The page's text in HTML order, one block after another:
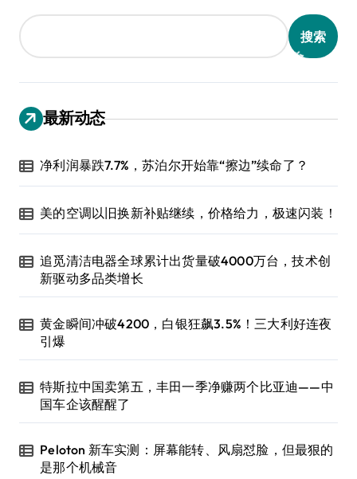
搜索
最新动态
净利润暴跌7.7%，苏泊尔开始靠“擦边”续命了？
美的空调以旧换新补贴继续，价格给力，极速闪装！
追觅清洁电器全球累计出货量破4000万台，技术创
新驱动多品类增长
黄金瞬间冲破4200，白银狂飙3.5%！三大利好连夜
引爆
特斯拉中国卖第五，丰田一季净赚两个比亚迪——中
国车企该醒醒了
Peloton 新车实测：屏幕能转、风扇怼脸，但最狠的
是那个机械音